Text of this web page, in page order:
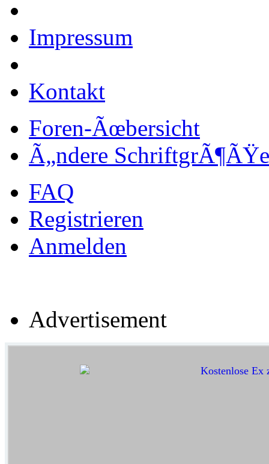
Impressum
Kontakt
Foren-Ãœbersicht
Ã„ndere SchriftgrÃ¶ÃŸe
FAQ
Registrieren
Anmelden
Advertisement